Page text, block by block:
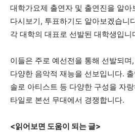
대학가요제 출연자 및 출연진을 알
다시보기, 투표하기도 알아보겠습니
각 대학의 대표로 선발된 대학생입니
이들은 주로 예선전을 통해 선발되
다양한 음악적 재능을 선보입니다.
솔로 아티스트 등 다양한 구성을 자
타일로 본선 무대에서 경쟁합니다.
<읽어보면 도움이 되는 글>